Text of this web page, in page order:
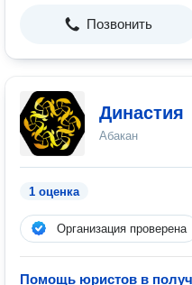
Позвонить
Династия
Абакан
1 оценка
Организация проверена
Помощь юристов в